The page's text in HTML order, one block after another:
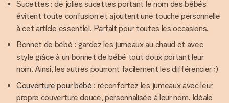
Sucettes : de jolies sucettes portant le nom des bébés
évitent toute confusion et ajoutent une touche personnelle
à cet article essentiel. Parfait pour toutes les occasions.
Bonnet de bébé : gardez les jumeaux au chaud et avec
style grâce à un bonnet de bébé tout doux portant leur
nom. Ainsi, les autres pourront facilement les différencier ;)
Couverture pour bébé : réconfortez les jumeaux avec leur
propre couverture douce, personnalisée à leur nom. Idéale